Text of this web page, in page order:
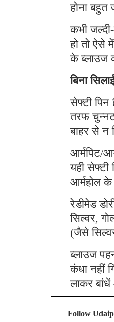
होना बहुत
कभी
हो तो ऐसे
के ब्लाउज
बिना
सेफ्टी
तरफ
बाहर से न
आर्मपिट/
यही सेफ्टी
आर्महोल
रेडीमेड
सिल्वर,
(जैसे
ब्लाउज
कंधा नहीं
लाकर
Follow